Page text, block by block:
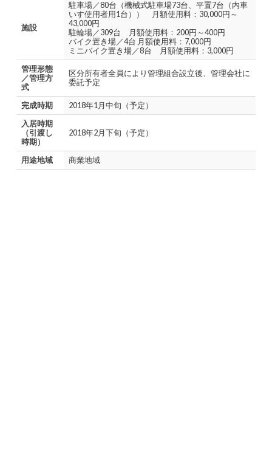
施設
駐車場／80台（機械式駐車場73台、平置7台（内車
いす使用者用1台）） 月額使用料：30,000円～
43,000円
駐輪場／309台 月額使用料：200円～400円
バイク置き場／4台 月額使用料：7,000円
ミニバイク置き場／8台 月額使用料：3,000円
管理形態
／管理方
式
区分所有者全員により管理組合設立後、管理会社に
委託予定
完成時期
2018年1月中旬（予定）
入居時期
（引渡し
時期）
2018年2月下旬（予定）
用途地域 商業地域